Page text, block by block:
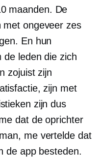
maanden. De
met ongeveer zes
En hun
de leden die zich
zojuist zijn
zijn met
zijn dus
dat de oprichter
me vertelde dat
de app besteden.